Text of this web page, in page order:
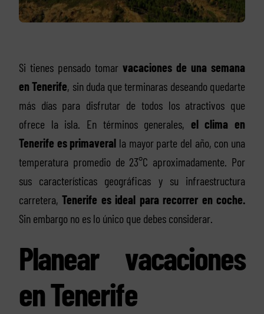
Si tienes pensado tomarvacaciones de una semana
en Tenerife, sin duda que terminaras deseando quedarte
más días para disfrutar de todos los atractivos que
ofrece la isla. En términos generales, el clima en
Tenerife es primaveral la mayor parte del año, con una
temperatura promedio de 23°C aproximadamente. Por
sus características geográficas y su infraestructura
carretera,Tenerife es ideal para recorrer en coche.
Sin embargo no es lo único que debes considerar.
Planear vacaciones
en Tenerife